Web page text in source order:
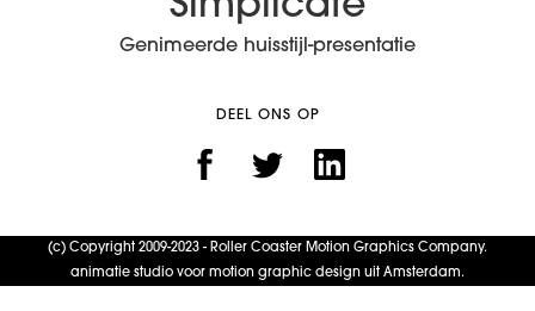
Genimeerde huisstijl-presentatie
DEEL ONS OP
(c) Copyright 2009-2023 - Roller Coaster Motion Graphics Company.
animatie studio voor motion graphic design uit Amsterdam.